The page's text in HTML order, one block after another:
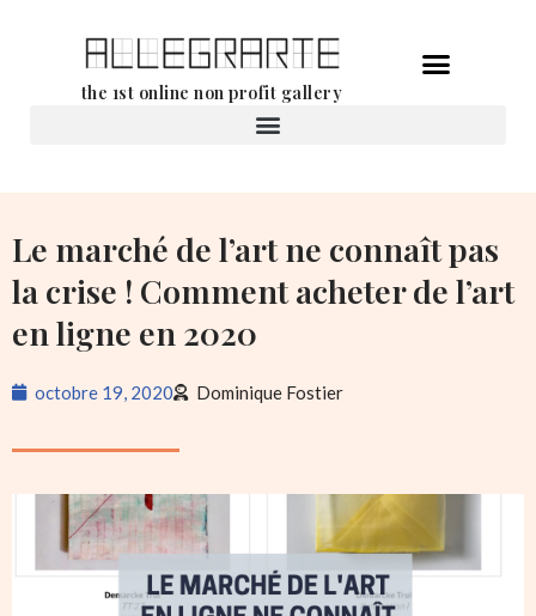
the 1st online non profit gallery
Le marché de l’art ne connaît pas
la crise ! Comment acheter de l’art
en ligne en 2020
octobre 19, 2020 Dominique Fostier